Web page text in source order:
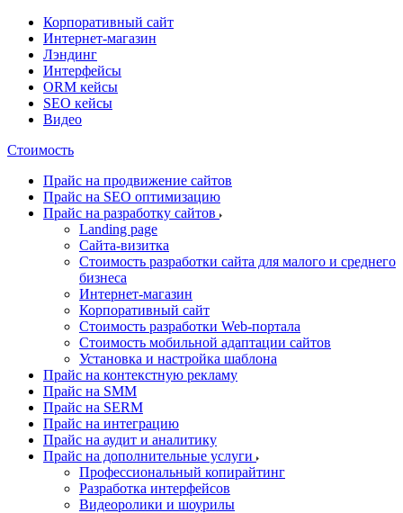
Корпоративный сайт
Интернет-магазин
Лэндинг
Интерфейсы
ORM кейсы
SEO кейсы
Видео
Стоимость
Прайс на продвижение сайтов
Прайс на SEO оптимизацию
Прайс на разработку сайтов
Landing page
Cайта-визитка
Стоимость разработки сайта для малого и среднего
бизнеса
Интернет-магазин
Корпоративный сайт
Стоимость разработки Web-портала
Стоимость мобильной адаптации сайтов
Установка и настройка шаблона
Прайс на контекстную рекламу
Прайс на SMM
Прайс на SERM
Прайс на интеграцию
Прайс на аудит и аналитику
Прайс на дополнительные услуги
Профессиональный копирайтинг
Разработка интерфейсов
Видеоролики и шоурилы